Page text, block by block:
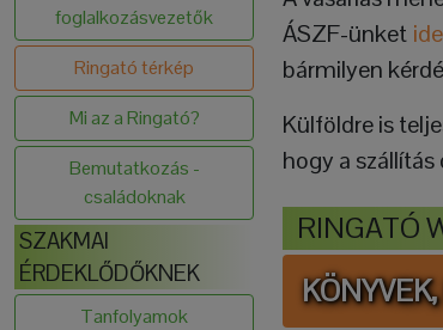
foglalkozásvezetők
Ringató térkép
Mi az a Ringató?
Bemutatkozás -
családoknak
SZAKMAI
ÉRDEKLŐDŐKNEK
Tanfolyamok
ÁSZF-ünket
bármilyen
Külföldre is
hogy a
RINGATÓ